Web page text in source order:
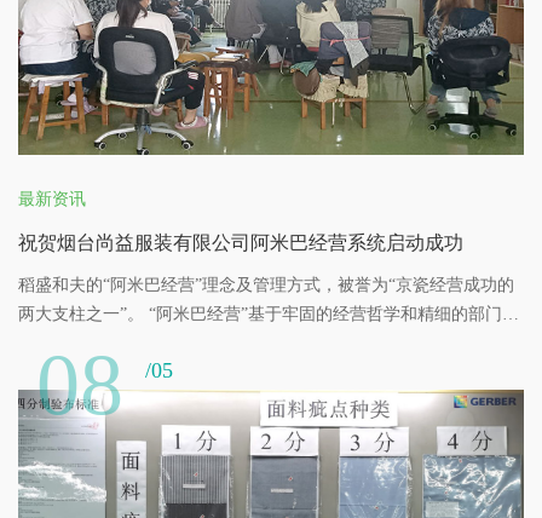
最新资讯
祝贺烟台尚益服装有限公司阿米巴经营系统启动成功
稻盛和夫的“阿米巴经营”理念及管理方式，被誉为“京瓷经营成功的
两大支柱之一”。 “阿米巴经营”基于牢固的经营哲学和精细的部门独
裂的“阿米巴”以各个“阿米巴”为核心，自行制订计划，独立核算，持
续自主成长，让每一位员工成为主角，“全员参与经营”，打造激情四
射的集体，依靠全体智慧和努力完成企业经营目标，实现企业的飞
速发展。
08/05